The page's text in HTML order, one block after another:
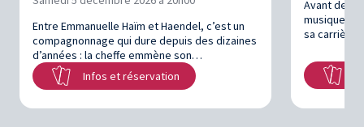
Entre Emmanuelle Haïm et Haendel, c’est un
compagnonnage qui dure depuis des dizaines
d’années : la cheffe emmène son…
Infos et réservation
Avant de
musique
sa carrière